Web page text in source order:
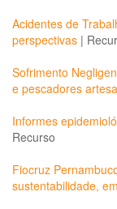
Acidentes de
perspectivas |
Sofrimento
e pescadores
Informes
Recurso
Fiocruz
sustentabilidade,